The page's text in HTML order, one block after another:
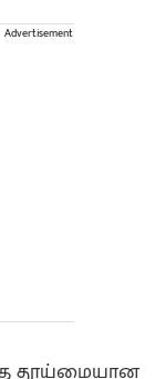
Advertisement
தூய்மையான